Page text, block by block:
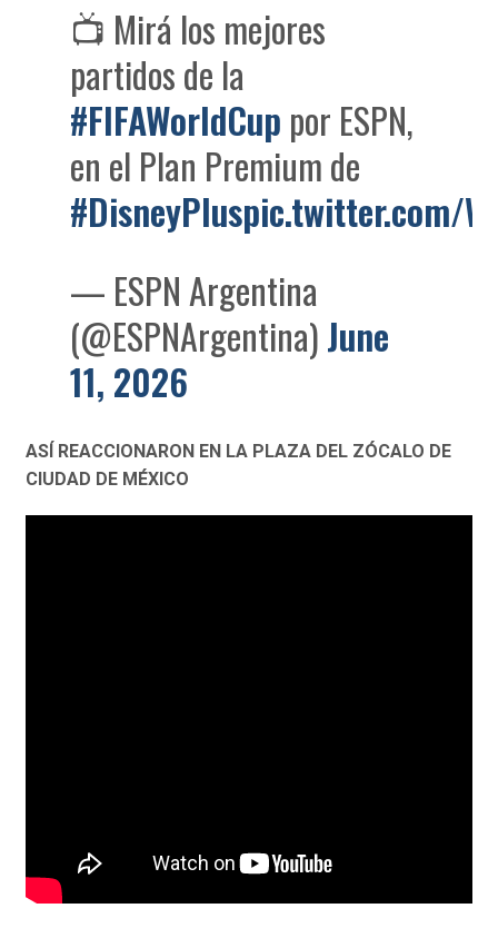
📺 Mirá los mejores
partidos de la
#FIFAWorldCup por ESPN,
en el Plan Premium de
#DisneyPluspic.twitter.com/
— ESPN Argentina
(@ESPNArgentina)June
11, 2026
ASÍ REACCIONARON EN LA PLAZA DEL ZÓCALO DE
CIUDAD DE MÉXICO